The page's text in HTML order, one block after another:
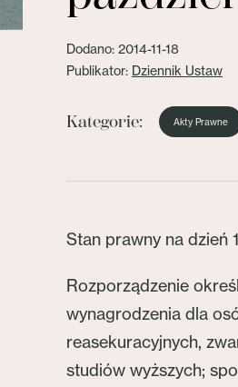
Dodano: 2014-11-18
Publikator: Dziennik Ustaw
Kategorie: Akty Prawne
Stan prawny na dzień
Rozporządzenie
wynagrodzenia dla
reasekuracyjnych,
studiów wyższych;